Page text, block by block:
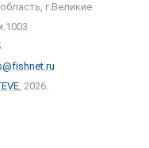
г.Великие
, 2026.